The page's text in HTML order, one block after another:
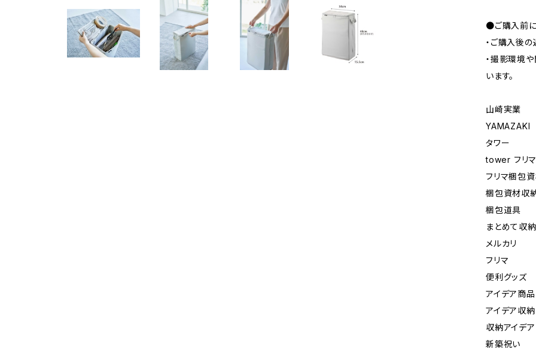
●ご購入前
・ご購入後
・撮影環境
います。
山崎実業
YAMAZAKI
タワー
tower フリ
フリマ梱包
梱包資材収
梱包道具
まとめて収納
メルカリ
フリマ
便利グッズ
アイデア商品
アイデア収納
収納アイデア
新築祝い